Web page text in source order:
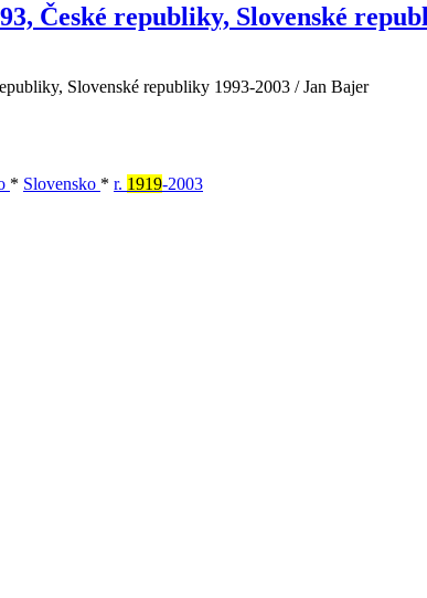
České republiky, Slovenské
Slovenské republiky 1993-2003 / Jan Bajer
* Slovensko * r. 1919-2003